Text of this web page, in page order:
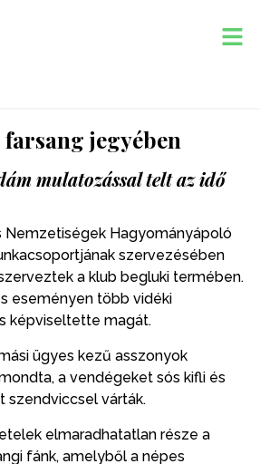
jegyében
mulatozással telt az idő
Nemzetiségek Hagyományápoló
szervezésében
a klub begluki termében.
eseményen több vidéki
képviseltette magát.
ügyes kezű asszonyok
a vendégeket sós kifli és
szendviccsel várták.
elmaradhatatlan része a
fánk, amelyből a népes